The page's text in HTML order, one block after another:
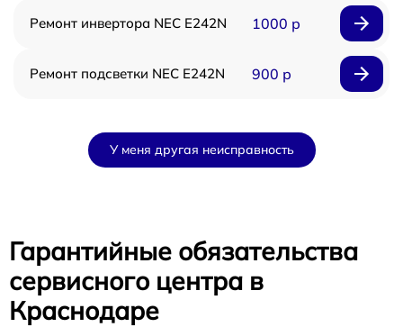
Ремонт инвертора NEC E242N 1000 р
Ремонт подсветки NEC E242N 900 р
У меня другая неисправность
Гарантийные обязательства
сервисного центра в
Краснодаре